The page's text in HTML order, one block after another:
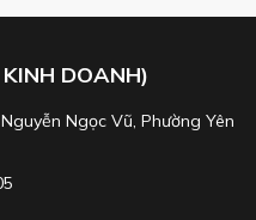
DOANH)
Ngọc Vũ, Phường Yên